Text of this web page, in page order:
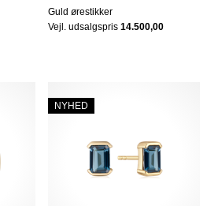
Guld ørestikker
Vejl. udsalgspris14.500,00
NYHED